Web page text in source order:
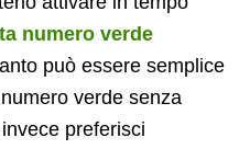
numero verde
può essere semplice
verde senza
preferisci